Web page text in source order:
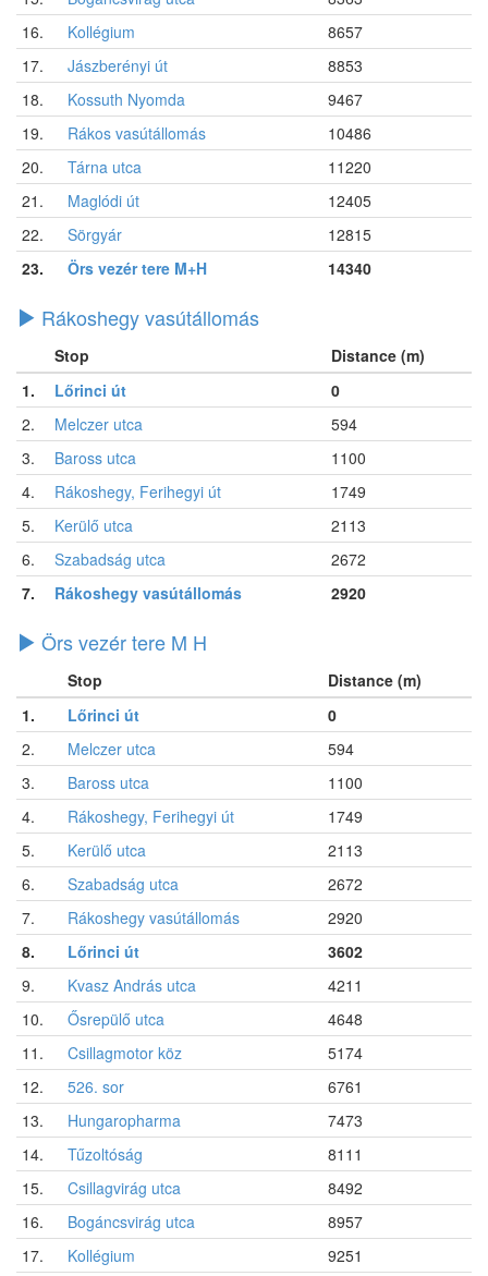
16.
Kollégium
8657
17.
Jászberényi út
8853
18.
Kossuth Nyomda
9467
19.
Rákos vasútállomás
10486
20.
Tárna utca
11220
21.
Maglódi út
12405
22.
Sörgyár
12815
23.
Örs vezér tere M+H 14340
Rákoshegy vasútállomás
Stop
Distance (m)
1.
Lőrinci út
0
2.
Melczer utca
594
3.
Baross utca
1100
4.
Rákoshegy, Ferihegyi út
1749
5.
Kerülő utca
2113
6.
Szabadság utca
2672
7.
Rákoshegy vasútállomás 2920
Örs vezér tere M H
Stop
Distance (m)
1.
Lőrinci út
0
2.
Melczer utca
594
3.
Baross utca
1100
4.
Rákoshegy, Ferihegyi út
1749
5.
Kerülő utca
2113
6.
Szabadság utca
2672
7.
Rákoshegy vasútállomás
2920
8.
Lőrinci út
3602
9.
Kvasz András utca
4211
10.
Ősrepülő utca
4648
11.
Csillagmotor köz
5174
12.
526. sor
6761
13.
Hungaropharma
7473
14.
Tűzoltóság
8111
15.
Csillagvirág utca
8492
16.
Bogáncsvirág utca
8957
17.
Kollégium
9251